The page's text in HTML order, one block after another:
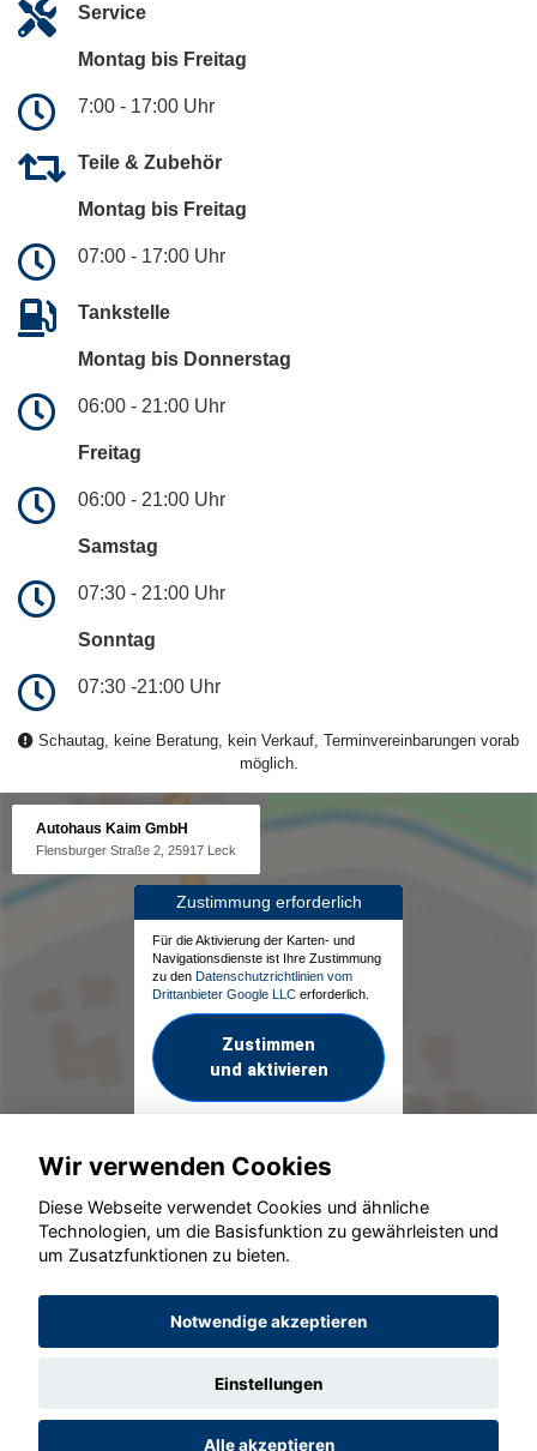
Service
Montag bis Freitag
7:00 - 17:00 Uhr
Teile & Zubehör
Montag bis Freitag
07:00 - 17:00 Uhr
Tankstelle
Montag bis Donnerstag
06:00 - 21:00 Uhr
Freitag
06:00 - 21:00 Uhr
Samstag
07:30 - 21:00 Uhr
Sonntag
07:30 -21:00 Uhr
Schautag, keine Beratung, kein Verkauf, Terminvereinbarungen vorab
möglich.
Autohaus Kaim GmbH
Flensburger Straße 2, 25917 Leck
Zustimmung erforderlich
Für die Aktivierung der Karten- und
Navigationsdienste ist Ihre Zustimmung
zu den Datenschutzrichtlinien vom
Drittanbieter Google LLC erforderlich.
Zustimmen
und aktivieren
© konjunkturmotor.de GmbH 2020 - 2026
Wir verwenden Cookies
Diese Webseite verwendet Cookies und ähnliche
Technologien, um die Basisfunktion zu gewährleisten und
um Zusatzfunktionen zu bieten.
Notwendige akzeptieren
Einstellungen
Alle akzeptieren